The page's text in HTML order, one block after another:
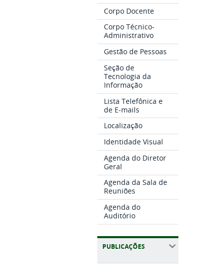
Corpo Docente
Corpo Técnico-
Administrativo
Gestão de Pessoas
Seção de
Tecnologia da
Informação
Lista Telefônica e
de E-mails
Localização
Identidade Visual
Agenda do Diretor
Geral
Agenda da Sala de
Reuniões
Agenda do
Auditório
PUBLICAÇÕES